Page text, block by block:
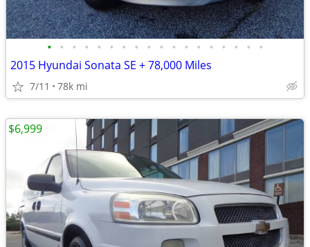
• • • • • • • • • • • • • • • • • •
2015 Hyundai Sonata SE + 78,000 Miles
7/11 78k mi
$6,999